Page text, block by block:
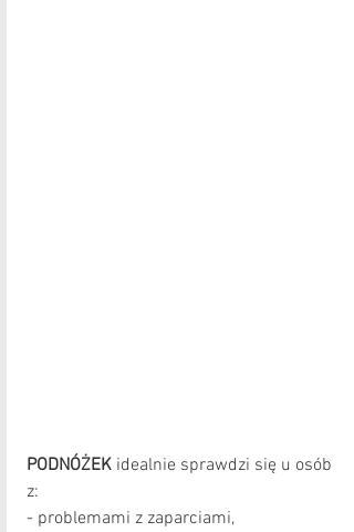
PODNÓŻEK idealnie sprawdzi się u osób
z:
- problemami z zaparciami,